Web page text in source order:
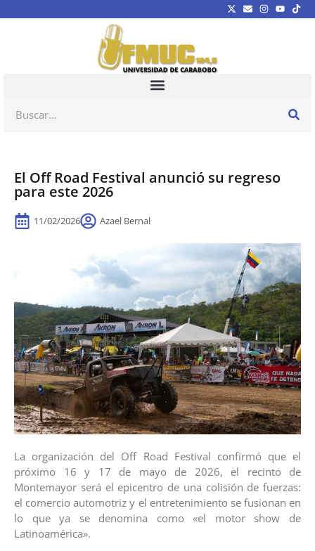
El Off Road Festival anunció su regreso
para este 2026
11/02/2026 Azael Bernal
La organización del Off Road Festival confirmó que el
próximo 16 y 17 de mayo de 2026, el recinto de
Montemayor será el epicentro de una colisión de fuerzas:
el comercio automotriz y el entretenimiento se fusionan en
lo que ya se denomina como «el motor show de
Latinoamérica».